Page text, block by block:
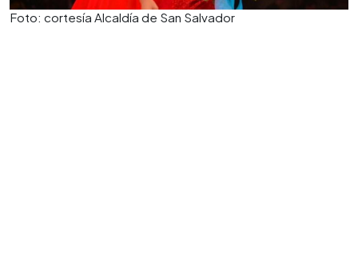
Foto: cortesía Alcaldía de San Salvador